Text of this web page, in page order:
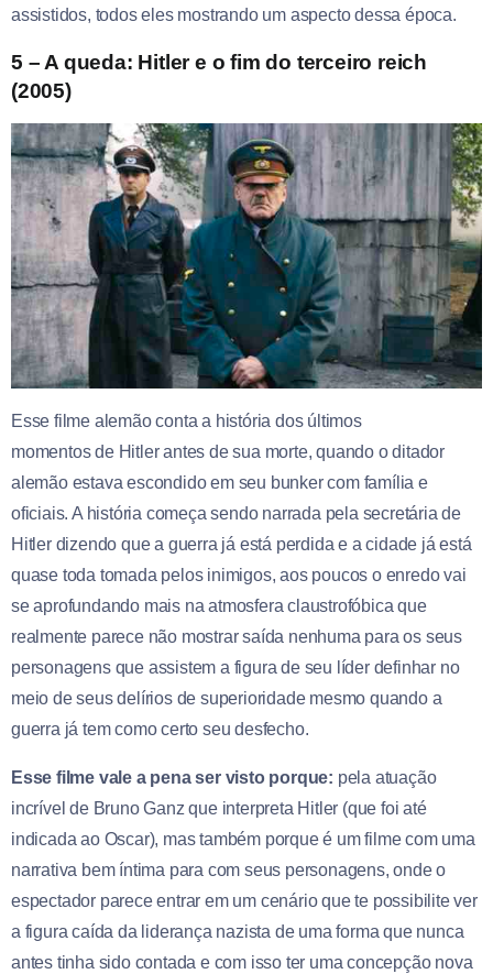
assistidos, todos eles mostrando um aspecto dessa época.
5 – A queda: Hitler e o fim do terceiro reich
(2005)
Esse filme alemão conta a história dos últimos
momentos de Hitler antes de sua morte, quando o ditador
alemão estava escondido em seu bunker com família e
oficiais. A história começa sendo narrada pela secretária de
Hitler dizendo que a guerra já está perdida e a cidade já está
quase toda tomada pelos inimigos, aos poucos o enredo vai
se aprofundando mais na atmosfera claustrofóbica que
realmente parece não mostrar saída nenhuma para os seus
personagens que assistem a figura de seu líder definhar no
meio de seus delírios de superioridade mesmo quando a
guerra já tem como certo seu desfecho.
Esse filme vale a pena ser visto porque: pela atuação
incrível de Bruno Ganz que interpreta Hitler (que foi até
indicada ao Oscar), mas também porque é um filme com uma
narrativa bem íntima para com seus personagens, onde o
espectador parece entrar em um cenário que te possibilite ver
a figura caída da liderança nazista de uma forma que nunca
antes tinha sido contada e com isso ter uma concepção nova